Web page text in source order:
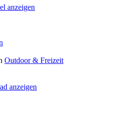
anzeigen
Outdoor & Freizeit
anzeigen